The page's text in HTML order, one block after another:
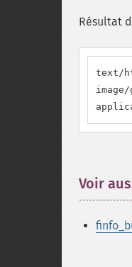
Résultat
text/
Voir